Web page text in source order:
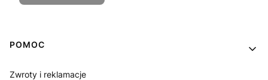
Linki w stopce
POMOC
Zwroty i reklamacje